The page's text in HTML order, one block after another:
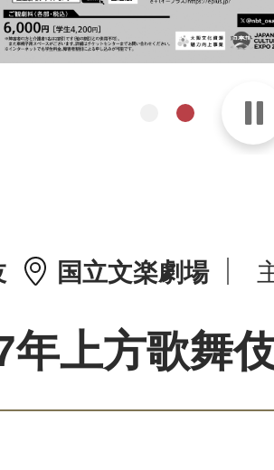
国立文楽劇場
年上方歌舞